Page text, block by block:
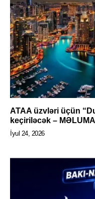
ATAA üzvləri üçün
keçiriləcək –
İyul 24, 2026